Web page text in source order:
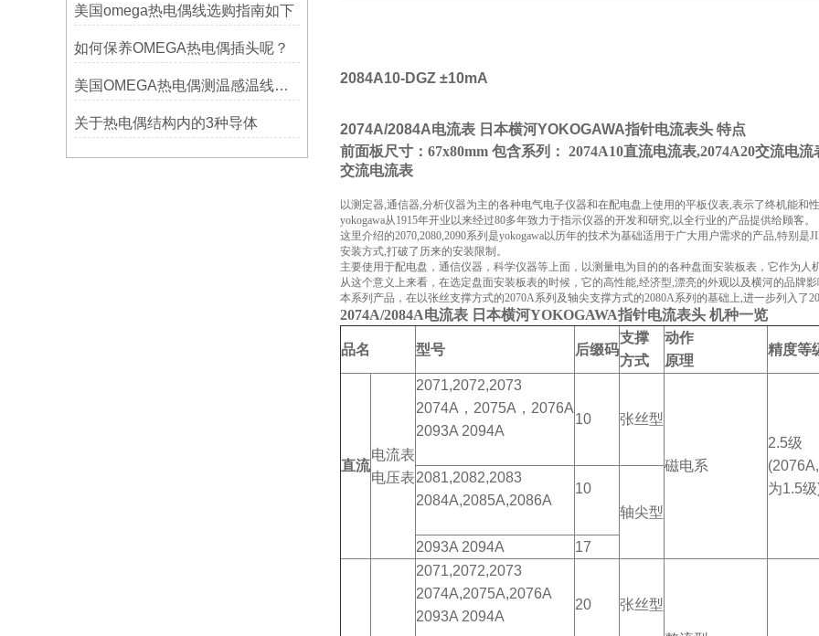
美国omega热电偶线选购指南如下
如何保养OMEGA热电偶插头呢？
美国OMEGA热电偶测温感温线和插头插座连接器真伪原装正品判断查验方法
关于热电偶结构内的3种导体
2084A10-DGZ ±10mA
2074A/2084A电流表 日本横河YOKOGAWA指针电流表头 特点
前面板尺寸：67x80mm 包含系列： 2074A10直流电流表,2074A20交流电
交流电流表
以测定器,通信器,分析仪器为主的各种电气电子仪器和在配电盘上使用的平板仪表,表示了终机能和
yokogawa从1915年开业以来经过80多年致力于指示仪器的开发和研究,以全行业的产品提供给顾客。
这里介绍的2070,2080,2090系列是yokogawa以历年的技术为基础适用于广大用户需求的产品,特别
安装方式,打破了历来的安装限制。
主要使用于配电盘，通信仪器，科学仪器等上面，以测量电为目的的各种盘面安装板表，它作为人
从这个意义上来看，在选定盘面安装板表的时候，它的高性能,经济型,漂亮的外观以及横河的品牌
本系列产品，在以张丝支撑方式的2070A系列及轴尖支撑方式的2080A系列的基础上,进一步列入了
2074A/2084A电流表 日本横河YOKOGAWA指针电流表头 机种一览
品名 型号 后缀码
支撑
方式
动作
原理
精度等
直流
电流表
电压表
2071,2072,2073
2074A，2075A，2076A
2093A 2094A
10 张丝型
磁电系
2.5级
为1.5
2081,2082,2083
2084A,2085A,2086A
10
轴尖型
2093A 2094A 17
2071,2072,2073
2074A,2075A,2076A
2093A 2094A
20 张丝型